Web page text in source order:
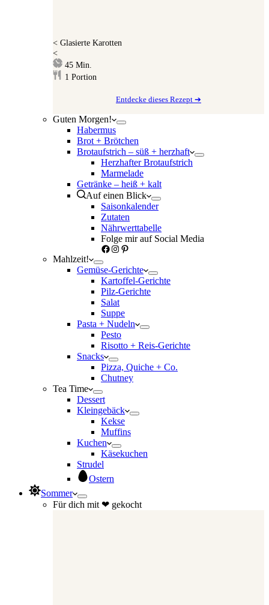
< Glasierte Karotten
<
45 Minuten
Min.
1 Portion
Entdecke dieses Rezept ➔
Guten Morgen!
Habermus
Brot + Brötchen
Brotaufstrich – süß + herzhaft
Herzhafter Brotaufstrich
Marmelade
Getränke – heiß + kalt
Auf einen Blick
Saisonkalender
Zutaten
Nährwerttabelle
Folge mir auf Social Media
Facebook
Instagram
Pinterest
Mahlzeit!
Gemüse-Gerichte
Kartoffel-Gerichte
Pilz-Gerichte
Salat
Suppe
Pasta + Nudeln
Pesto
Risotto + Reis-Gerichte
Snacks
Pizza, Quiche + Co.
Chutney
Tea Time
Dessert
Kleingebäck
Kekse
Muffins
Kuchen
Käsekuchen
Strudel
Ostern
Sommer
Für dich mit ❤ gekocht